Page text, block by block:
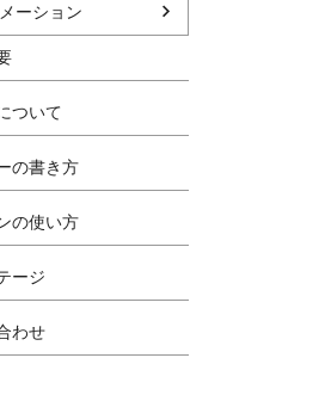
ーション
ついて
の書き方
の使い方
ージ
わせ